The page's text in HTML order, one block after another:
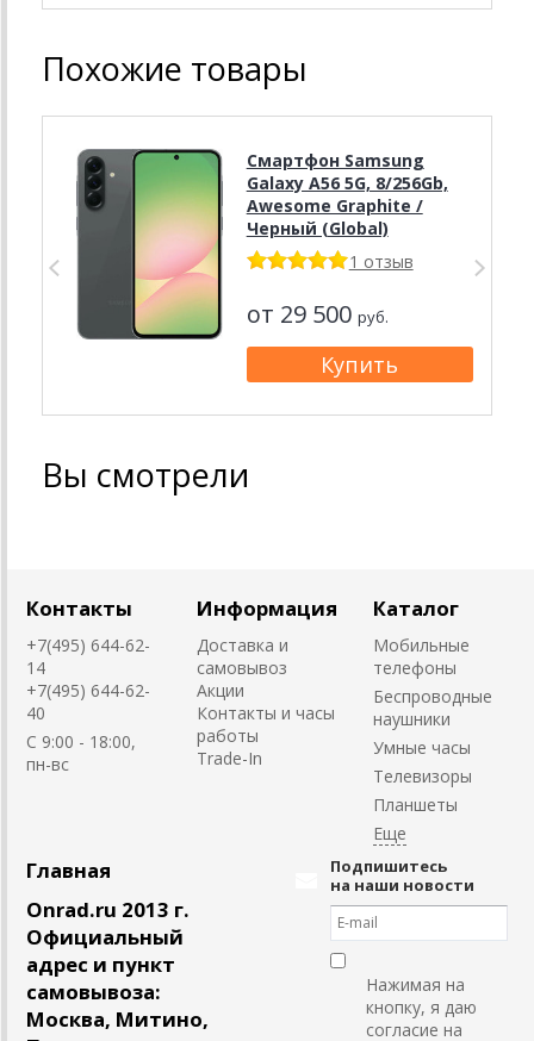
Похожие товары
Смартфон Samsung
Galaxy A56 5G, 8/256Gb,
Awesome Graphite /
Черный (Global)
1 отзыв
от 29 500 руб.
Вы смотрели
Контакты
+7(495) 644-62-
14
+7(495) 644-62-
40
C 9:00 - 18:00,
пн-вс
Информация
Доставка и
самовывоз
Акции
Контакты и часы
работы
Trade-In
Каталог
Мобильные
телефоны
Беспроводные
наушники
Умные часы
Телевизоры
Планшеты
Главная
Onrad.ru 2013 г.
Официальный
адрес и пункт
самовывоза:
Москва, Митино,
Подпишитесь
на наши новости
Нажимая на
кнопку, я даю
согласие на